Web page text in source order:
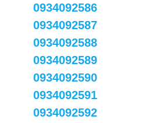
0934092586
0934092587
0934092588
0934092589
0934092590
0934092591
0934092592